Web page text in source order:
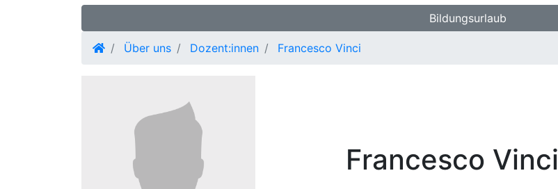
Bildungsurlaub
Über uns Dozent:innen Francesco Vinci
Francesco Vinci